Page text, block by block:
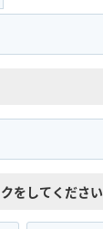
をしてください